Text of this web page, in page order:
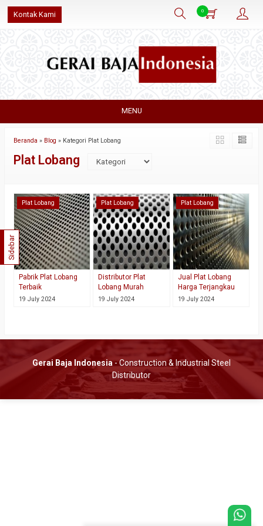
Kontak Kami 0
MENU
Beranda » Blog » Kategori Plat Lobang
Plat Lobang
Plat Lobang
Pabrik Plat Lobang
Terbaik
19 July 2024
Plat Lobang
Distributor Plat
Lobang Murah
19 July 2024
Plat Lobang
Jual Plat Lobang
Harga Terjangkau
19 July 2024
Sidebar
Gerai Baja Indonesia- Construction & Industrial Steel
Distributor